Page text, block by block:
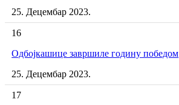
25. Децембар 2023.
16
Одбојкашице завршиле годину победом
25. Децембар 2023.
17